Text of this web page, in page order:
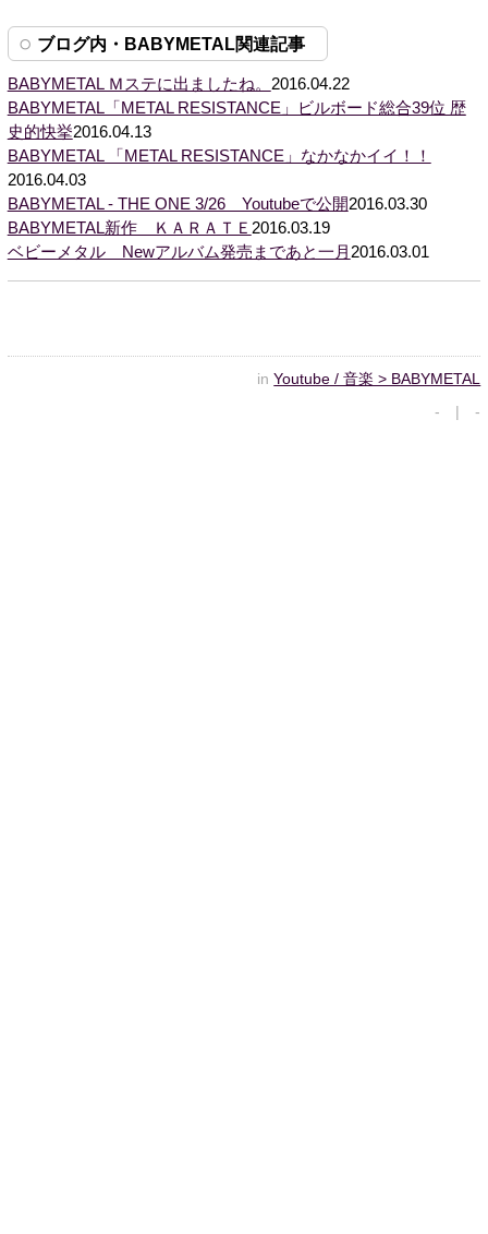
ブログ内・BABYMETAL関連記事
BABYMETAL Ｍステに出ましたね。 2016.04.22
BABYMETAL「METAL RESISTANCE」ビルボード総合39位 歴
史的快挙2016.04.13
BABYMETAL 「METAL RESISTANCE」なかなかイイ！！
2016.04.03
BABYMETAL - THE ONE 3/26 Youtubeで公開2016.03.30
BABYMETAL新作 ＫＡＲＡＴＥ 2016.03.19
ベビーメタル Newアルバム発売まであと一月 2016.03.01
inYoutube / 音楽 > BABYMETAL
- | -